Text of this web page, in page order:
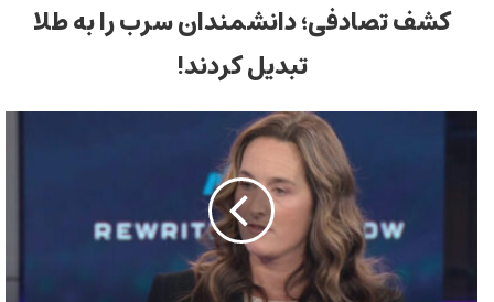
کشف تصادفی؛ دانشمندان سرب را به طلا
تبدیل کردند!